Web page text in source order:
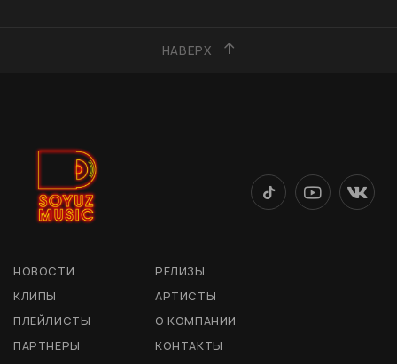
НАВЕРХ
НОВОСТИ
РЕЛИЗЫ
КЛИПЫ
АРТИСТЫ
ПЛЕЙЛИСТЫ
О КОМПАНИИ
ПАРТНЕРЫ
КОНТАКТЫ